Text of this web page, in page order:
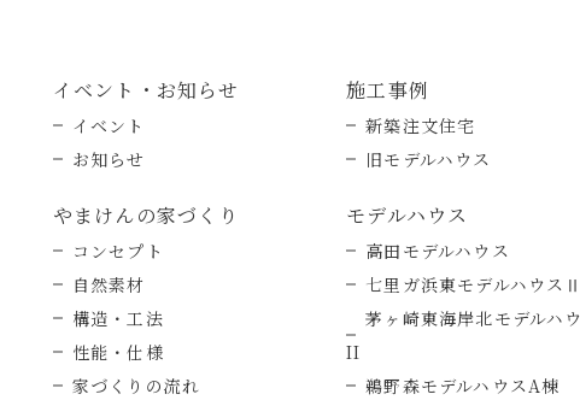
イベント・お知らせ
イベント
お知らせ
やまけんの家づくり
コンセプト
自然素材
構造・工法
性能・仕様
家づくりの流れ
施工事例
新築注文住宅
旧モデルハウス
モデルハウス
高田モデルハウス
七里ガ浜東モデルハウスⅡ
茅ヶ崎東海岸北モデルハ
II
鵜野森モデルハウスA棟